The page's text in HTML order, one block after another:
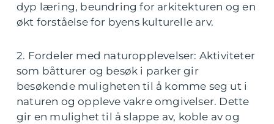
dyp læring, beundring for arkitekturen og en
økt forståelse for byens kulturelle arv.
2. Fordeler med naturopplevelser: Aktiviteter
som båtturer og besøk i parker gir
besøkende muligheten til å komme seg ut i
naturen og oppleve vakre omgivelser. Dette
gir en mulighet til å slappe av, koble av og